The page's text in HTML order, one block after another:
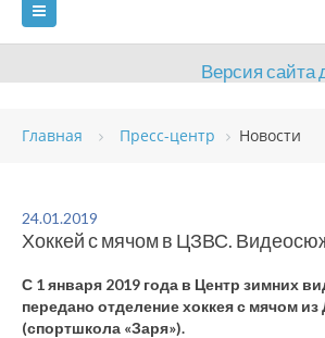
Версия сайта
ГЛАВНАЯ
ВИДЫ СПОРТА
ОЦЕНКА КАЧЕСТВА ОБРАЗОВАНИЯ
Главная Пресс-центр Новости
24.01.2019
Хоккей с мячом в ЦЗВС.
С 1 января 2019 года в Центр зимних
передано отделение хоккея с мячом
(спортшкола «Заря»).